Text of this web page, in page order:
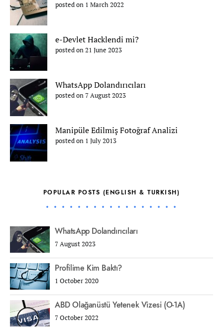
posted on 1 March 2022
e-Devlet Hacklendi mi?
posted on 21 June 2023
WhatsApp Dolandırıcıları
posted on 7 August 2023
Manipüle Edilmiş Fotoğraf Analizi
posted on 1 July 2013
POPULAR POSTS (ENGLISH & TURKISH)
WhatsApp Dolandırıcıları
7 August 2023
Profilime Kim Baktı?
1 October 2020
ABD Olağanüstü Yetenek Vizesi (O-1A)
7 October 2022